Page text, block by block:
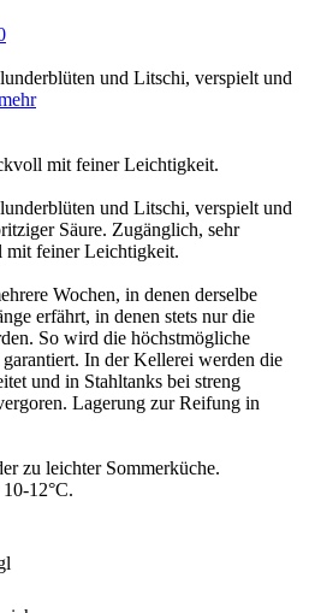
und Litschi, verspielt und
mit feiner Leichtigkeit.
und Litschi, verspielt und
Säure. Zugänglich, sehr
mit feiner Leichtigkeit.
Wochen, in denen derselbe
erfährt, in denen stets nur die
So wird die höchstmögliche
In der Kellerei werden die
und in Stahltanks bei streng
Lagerung zur Reifung in
zu leichter Sommerküche.
12°C.